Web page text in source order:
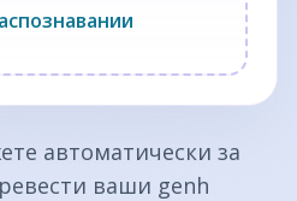
автоматически за
ваши genh